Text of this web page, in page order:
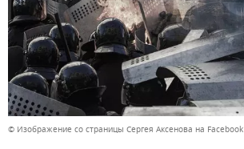
© Изображение со страницы Сергея Аксенова на Facebook